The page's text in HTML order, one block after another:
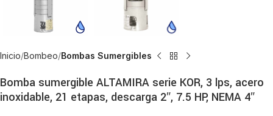
Inicio Bombeo Bombas Sumergibles
Bomba sumergible ALTAMIRA serie KOR, 3 lps, acero
inoxidable, 21 etapas, descarga 2″, 7.5 HP, NEMA 4″